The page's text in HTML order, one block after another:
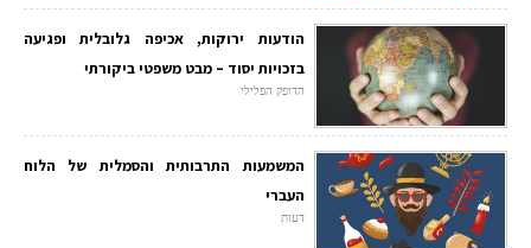
הודעות ירוקות, אכיפה גלובלית ופגיעה
בזכויות יסוד – מבט משפטי ביקורתי
הדופק הפלילי
המשמעות התרבותית והסמלית של הלוח
העברי
דעות